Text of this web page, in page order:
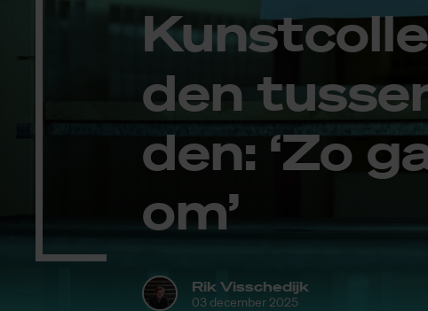
den
den: ‘Zo
om’
Rik Visschedijk
03 december 2025